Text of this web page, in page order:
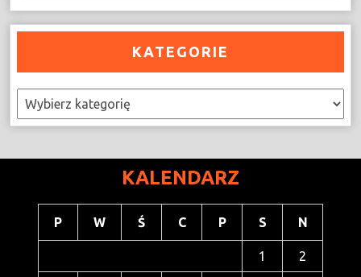
KATEGORIE
Kategorie
KALENDARZ
P W Ś C P S N
1 2